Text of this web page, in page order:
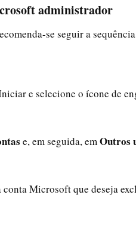
administrador
se seguir a
e selecione o ícone de
e, em seguida, em Outros
Microsoft que deseja